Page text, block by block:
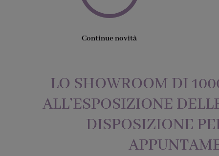
Continue novità
LO SHOWROOM DI
ALL’ESPOSIZIONE
DISPOSIZIONE